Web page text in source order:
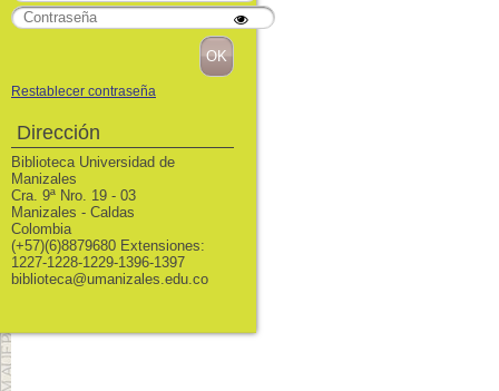
Restablecer contraseña
Dirección
Biblioteca Universidad de
Manizales
Cra. 9ª Nro. 19 - 03
Manizales - Caldas
Colombia
(+57)(6)8879680 Extensiones:
1227-1228-1229-1396-1397
biblioteca@umanizales.edu.co